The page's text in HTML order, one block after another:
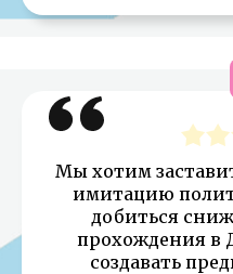
Мы хотим
имитацию
добиться
прохождения в
создавать